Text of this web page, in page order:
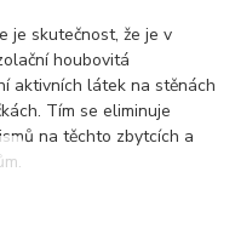
je skutečnost, že je v
houbovitá
aktivních látek na stěnách
Tím se eliminuje
na těchto zbytcích a